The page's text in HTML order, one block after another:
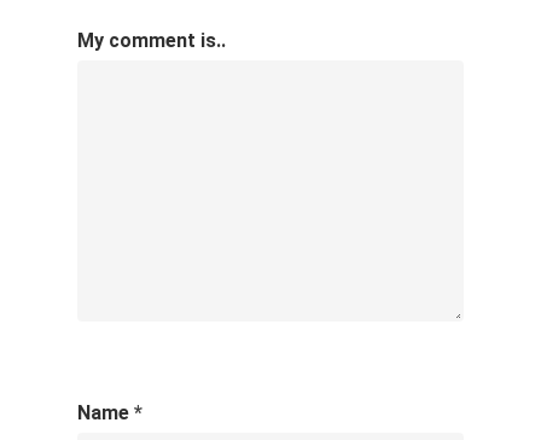
My comment is..
Name *